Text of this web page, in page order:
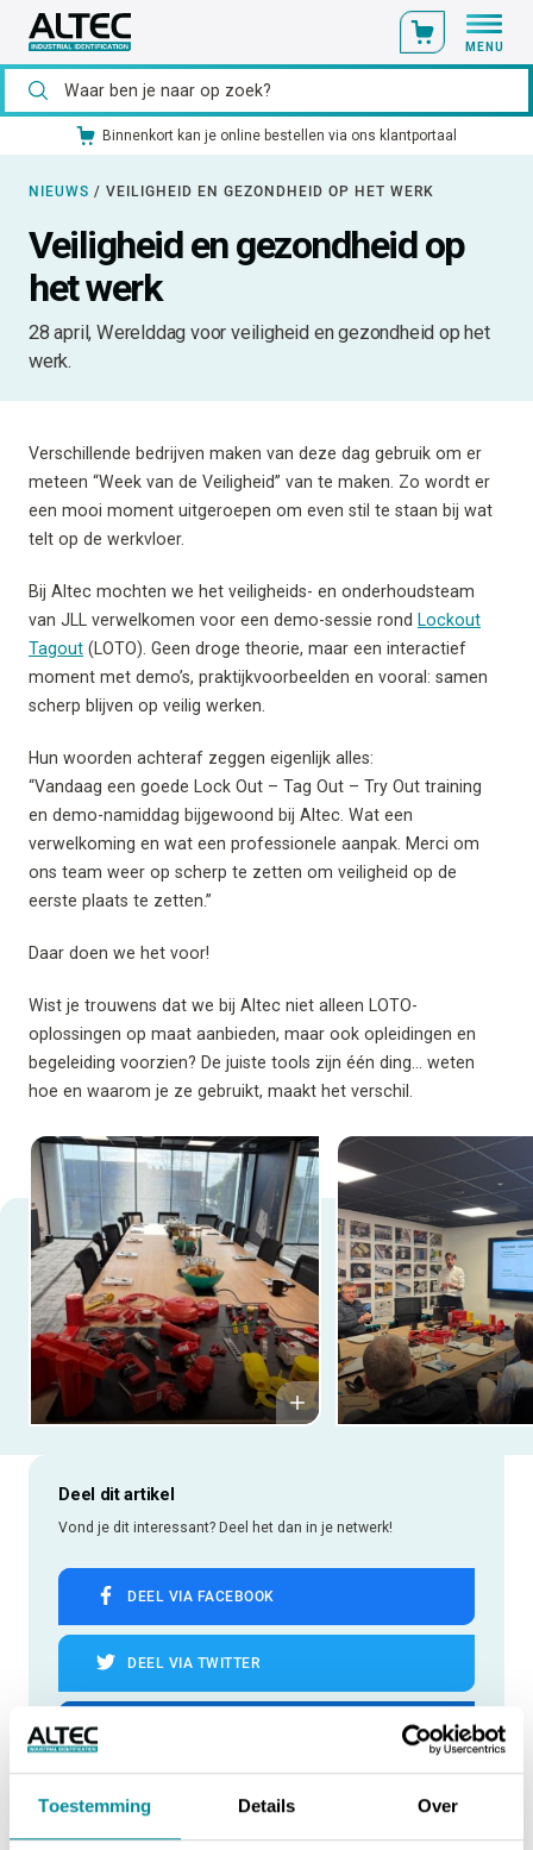
Toestemming Details Over
MENU
Ons catalogusmateriaal standaard uit voorraad leverbaar
Deel dit artikel
Vond je dit interessant? Deel het dan in je netwerk!
DEEL VIA FACEBOOK
DEEL VIA TWITTER
DEEL VIA WHATSAPP
NIEUWS / VEILIGHEID EN GEZONDHEID OP HET WERK
Veiligheid en gezondheid op
het werk
28 april, Werelddag voor veiligheid en gezondheid op het
werk.
Verschillende bedrijven maken van deze dag gebruik om er
meteen “Week van de Veiligheid” van te maken. Zo wordt er
een mooi moment uitgeroepen om even stil te staan bij wat
telt op de werkvloer.
Bij Altec mochten we het veiligheids- en onderhoudsteam
van JLL verwelkomen voor een demo-sessie rond Lockout
Tagout (LOTO). Geen droge theorie, maar een interactief
moment met demo’s, praktijkvoorbeelden en vooral: samen
scherp blijven op veilig werken.
Hun woorden achteraf zeggen eigenlijk alles:
“Vandaag een goede Lock Out – Tag Out – Try Out training
en demo-namiddag bijgewoond bij Altec. Wat een
verwelkoming en wat een professionele aanpak. Merci om
ons team weer op scherp te zetten om veiligheid op de
eerste plaats te zetten.”
Daar doen we het voor!
Wist je trouwens dat we bij Altec niet alleen LOTO-
oplossingen op maat aanbieden, maar ook opleidingen en
begeleiding voorzien? De juiste tools zijn één ding… weten
hoe en waarom je ze gebruikt, maakt het verschil.